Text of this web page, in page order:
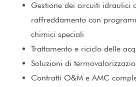
Gestione dei circuiti idraulici
raffreddamento con
chimici speciali
Trattamento e riciclo delle
Soluzioni di
Contratti O&M e AMC